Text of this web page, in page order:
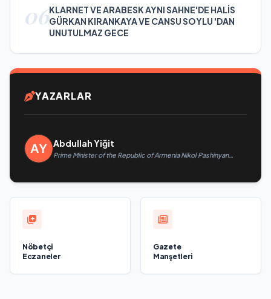
06KLARNET VE ARABESK AYNI SAHNE'DE HALİS
GÜRKAN KIRANKAYA VE CANSU SOYLU 'DAN
UNUTULMAZ GECE
YAZARLAR
Abdullah Yiğit
Prime Minister of the Republic of Armenia Nikol Pashinyan
Nöbetçi
Eczaneler
Gazete
Manşetleri